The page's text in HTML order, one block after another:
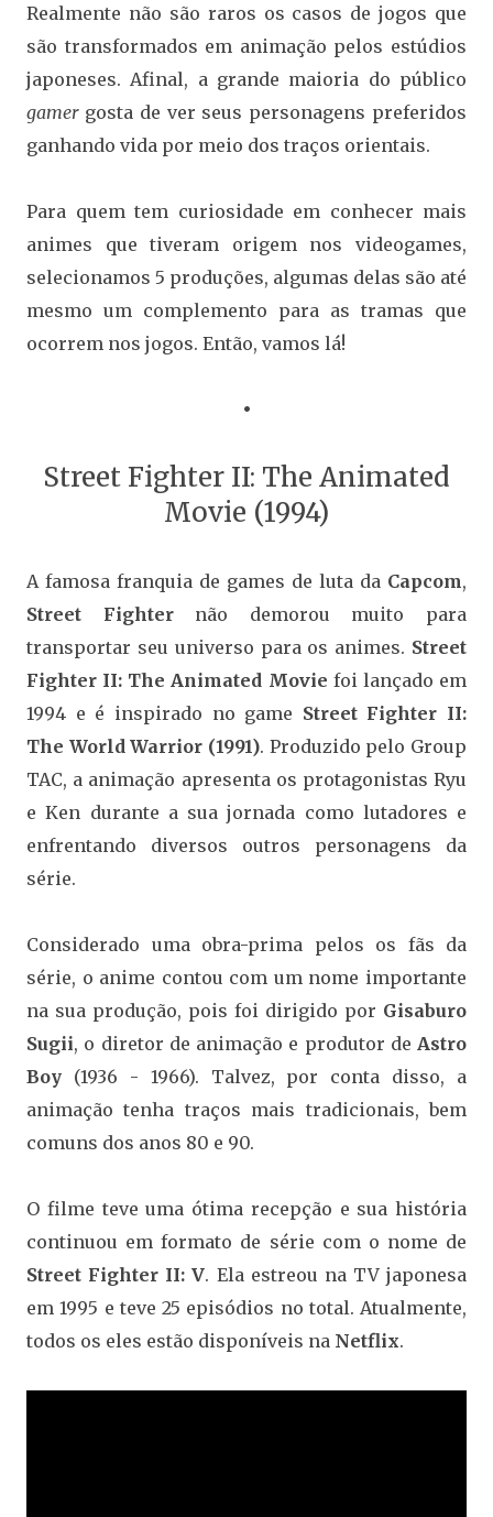
Realmente não são raros os casos de jogos que
são transformados em animação pelos estúdios
japoneses. Afinal, a grande maioria do público
gamergosta de ver seus personagens preferidos
ganhando vida por meio dos traços orientais.
Para quem tem curiosidade em conhecer mais
animes que tiveram origem nos videogames,
selecionamos 5 produções, algumas delas são até
mesmo um complemento para as tramas que
ocorrem nos jogos. Então, vamos lá!
•
Street Fighter II: The Animated
Movie (1994)
A famosa franquia de games de luta da Capcom,
Street Fighternão demorou muito para
transportar seu universo para os animes. Street
Fighter II: The Animated Movie foi lançado em
1994 e é inspirado no game Street Fighter II:
The World Warrior (1991). Produzido pelo Group
TAC, a animação apresenta os protagonistas Ryu
e Ken durante a sua jornada como lutadores e
enfrentando diversos outros personagens da
série.
Considerado uma obra-prima pelos os fãs da
série, o anime contou com um nome importante
na sua produção, pois foi dirigido por Gisaburo
Sugii, o diretor de animação e produtor de Astro
Boy (1936 - 1966). Talvez, por conta disso, a
animação tenha traços mais tradicionais, bem
comuns dos anos 80 e 90.
O filme teve uma ótima recepção e sua história
continuou em formato de série com o nome de
Street Fighter II: V. Ela estreou na TV japonesa
em 1995 e teve 25 episódios no total. Atualmente,
todos os eles estão disponíveis na Netflix.